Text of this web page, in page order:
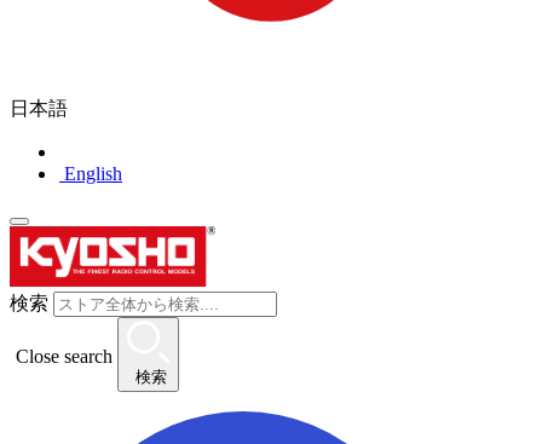
日本語
English
検索
Close search
検索